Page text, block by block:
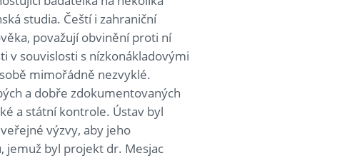
studia. Čeští i zahraniční
považují obvinění proti ní
v souvislosti s nízkonákladovými
mimořádně nezvyklé.
a dobře zdokumentovaných
a státní kontrole. Ústav byl
výzvy, aby jeho
jemuž byl projekt dr. Mesjac